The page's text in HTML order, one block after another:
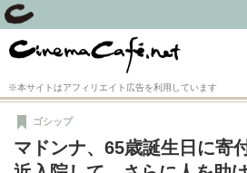
※本サイトはアフィリエイト広告を利用しています
マドンナ、65歳誕生日に寄
ゴシップ